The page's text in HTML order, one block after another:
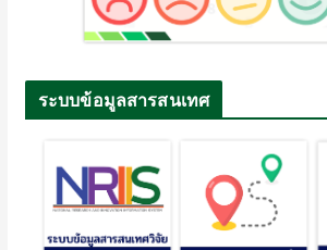
ระบบข้อมูลสารสนเทศ